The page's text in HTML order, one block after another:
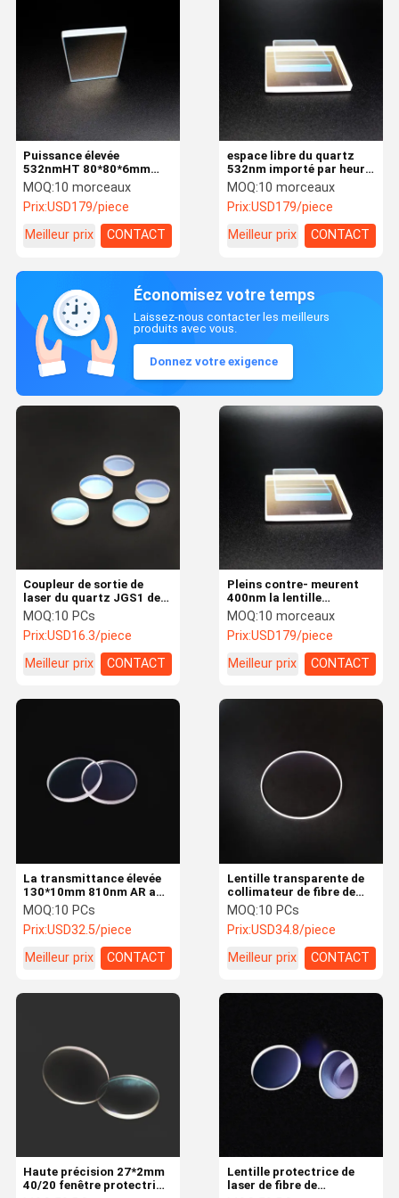
Nous
Puissance élevée
532nmHT 80*80*6mm
lentille réfléchie de 45
degrés
MOQ:10 morceaux
Prix:USD179/piece
Meilleur prix
CONTACT
espace libre du quartz
532nm importé par heure
lentille réfléchie de 45
degrés
MOQ:10 morceaux
Prix:USD179/piece
Meilleur prix
CONTACT
Économisez votre temps
Laissez-nous contacter les meilleurs
produits avec vous.
Donnez votre exigence
Pleins contre- meurent
400nm la lentille
protectrice extérieure de
laser de HT 40/20
MOQ:10 morceaux
Prix:USD179/piece
Meilleur prix
CONTACT
Coupleur de sortie de
laser du quartz JGS1 de
Plano 20*10mm T50%
MOQ:10 PCs
Prix:USD16.3/piece
Meilleur prix
CONTACT
Lentille transparente de
collimateur de fibre de
quartz de la sécurité
142*10mm
MOQ:10 PCs
Prix:USD34.8/piece
Meilleur prix
CONTACT
La transmittance élevée
130*10mm 810nm AR a
enduit la lentille
protectrice de laser de
fibre
MOQ:10 PCs
Prix:USD32.5/piece
Meilleur prix
CONTACT
Lentille protectrice de
laser de fibre de
Haute précision 27*2mm
40/20 fenêtre protectrice